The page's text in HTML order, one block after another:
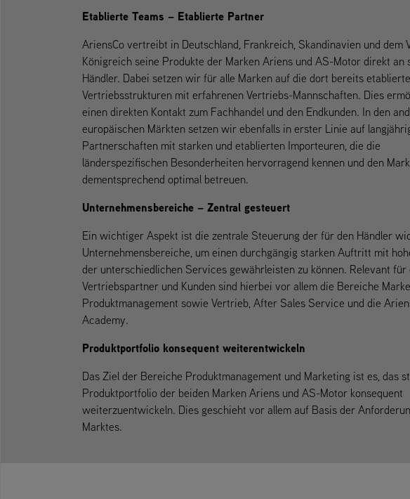
Etablierte Teams – Etablierte Partner
AriensCo vertreibt in Deutschland, Frankreich, Skandinavien und dem
Königreich seine Produkte der Marken Ariens und AS-Motor direkt an
Händler. Dabei setzen wir für alle Marken auf die dort bereits
Vertriebsstrukturen mit erfahrenen Vertriebs-Mannschaften. Dies
einen direkten Kontakt zum Fachhandel und den Endkunden. In den
europäischen Märkten setzen wir ebenfalls in erster Linie auf
Partnerschaften mit starken und etablierten Importeuren, die die
länderspezifischen Besonderheiten hervorragend kennen und den
dementsprechend optimal betreuen.
Unternehmensbereiche – Zentral gesteuert
Ein wichtiger Aspekt ist die zentrale Steuerung der für den Händler
Unternehmensbereiche, um einen durchgängig starken Auftritt mit
der unterschiedlichen Services gewährleisten zu können. Relevant für
Vertriebspartner und Kunden sind hierbei vor allem die Bereiche
Produktmanagement sowie Vertrieb, After Sales Service und die
Academy.
Produktportfolio konsequent weiterentwickeln
Das Ziel der Bereiche Produktmanagement und Marketing ist es, das
Produktportfolio der beiden Marken Ariens und AS-Motor konsequent
weiterzuentwickeln. Dies geschieht vor allem auf Basis der
Marktes.